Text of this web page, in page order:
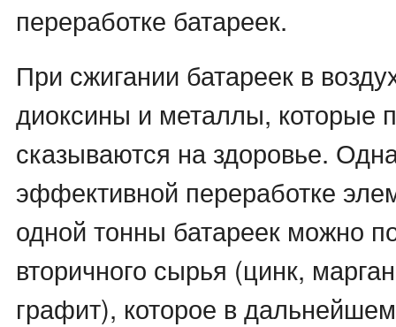
переработке батареек.
При сжигании батареек в
диоксины и металлы, которые
сказываются на здоровье.
эффективной переработке
одной тонны батареек можно
вторичного сырья (цинк,
графит), которое в